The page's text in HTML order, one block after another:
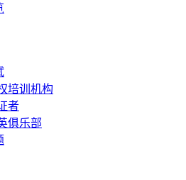
培训机构
者
俱乐部